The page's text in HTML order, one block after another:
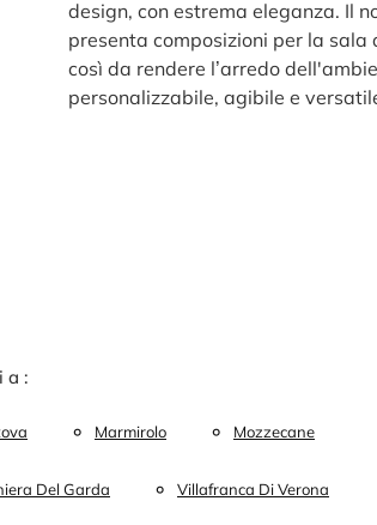
design, con estrema eleganza. Il
presenta composizioni per la sala
così da rendere l’arredo
personalizzabile, agibile e
a :
Marmirolo Mozzecane
Del Garda Villafranca Di Verona